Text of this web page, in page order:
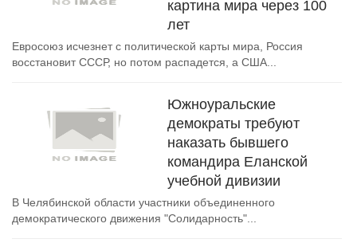
картина мира через 100
лет
Евросоюз исчезнет с политической карты мира, Россия
восстановит СССР, но потом распадется, а США...
Южноуральские
демократы требуют
наказать бывшего
командира Еланской
учебной дивизии
В Челябинской области участники объединенного
демократического движения "Солидарность"...